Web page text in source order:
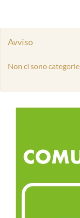
Avviso
Non ci sono categorie